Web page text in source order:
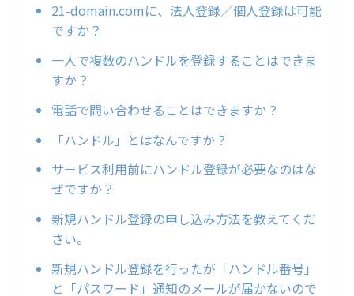
21-domain.comに、法人登録／個人登録は可能
ですか？
一人で複数のハンドルを登録することはできま
すか？
電話で問い合わせることはできますか？
「ハンドル」とはなんですか？
サービス利用前にハンドル登録が必要なのはな
ぜですか？
新規ハンドル登録の申し込み方法を教えてくだ
さい。
新規ハンドル登録を行ったが「ハンドル番号」
と「パスワード」通知のメールが届かないので